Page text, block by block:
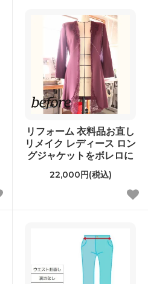
リフォーム 衣料品お直し
リメイク レディース ロン
グジャケットをボレロに
22,000円(税込)